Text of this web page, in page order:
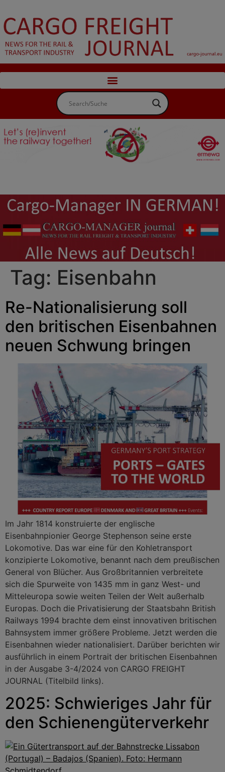
Tag: Eisenbahn
Re-Nationalisierung soll
den britischen Eisenbahnen
neuen Schwung bringen
Im Jahr 1814 konstruierte der englische
Eisenbahnpionier George Stephenson seine erste
Lokomotive. Das war eine für den Kohletransport
konzipierte Lokomotive, benannt nach dem preußischen
General von Blücher. Aus Großbritannien verbreitete
sich die Spurweite von 1435 mm in ganz West- und
Mitteleuropa sowie weiten Teilen der Welt außerhalb
Europas. Doch die Privatisierung der Staatsbahn British
Railways 1994 brachte dem einst innovativen britischen
Bahnsystem immer größere Probleme. Jetzt werden die
Eisenbahnen wieder nationalisiert. Darüber berichten wir
ausführlich in einem Portrait der britischen Eisenbahnen
in der Ausgabe 3-4/2024 von CARGO FREIGHT
JOURNAL (Titelbild links).
2025: Schwieriges Jahr für
den Schienengüterverkehr